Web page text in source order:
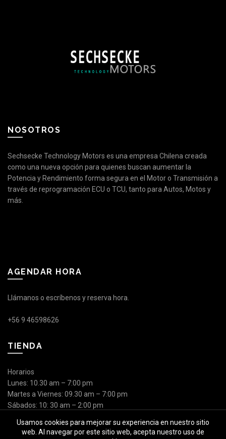
NOSOTROS
Sechsecke Technology Motors es una empresa Chilena creada
como una nueva opción para quienes buscan aumentar la
Potencia y Rendimiento forma segura en el Motor o Transmisión a
través de reprogramación ECU o TCU, tanto para Autos, Motos y
más.
AGENDAR HORA
Llámanos o escríbenos y reserva hora.
+56 9 46598626
TIENDA
Horarios
Lunes: 10.30 am – 7:00 pm
Martes a Viernes: 09.30 am – 7:00 pm
Sábados: 10: 30 am – 2:00 pm
Usamos cookies para mejorar su experiencia en nuestro sitio
web. Al navegar por este sitio web, acepta nuestro uso de